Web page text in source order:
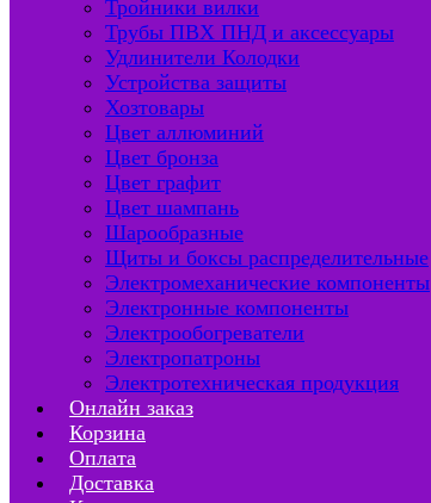
Тройники вилки
Трубы ПВХ ПНД и аксессуары
Удлинители Колодки
Устройства защиты
Хозтовары
Цвет аллюминий
Цвет бронза
Цвет графит
Цвет шампань
Шарообразные
Щиты и боксы распределительные
Электромеханические компоненты
Электронные компоненты
Электрообогреватели
Электропатроны
Электротехническая продукция
Онлайн заказ
Корзина
Оплата
Доставка